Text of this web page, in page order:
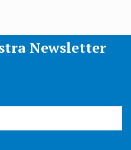
Newsletter